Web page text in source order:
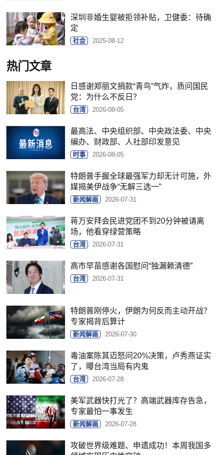
深圳非婚生婴被拒领补贴，卫健委：待确
定
社会 2025-08-12
热门文章
日感谢郑丽文捐款“青鸟”气炸，质问国民
党：为什么不反日？
台湾 2026-08-05
最高法、中央组织部、中央政法委、中央
编办、财政部、人社部印发意见
时事 2026-08-05
特朗普手握全球最强军力却无计可施，外
媒揭美伊战争“无解三选一”
新闻解画 2026-07-31
蒋万安拜会民进党团不到20分钟被请离
场，他看穿绿营策略
台湾 2026-07-31
高市早苗感谢各国慰问“独漏赖清德”
台湾 2026-07-31
特朗普刚停火，伊朗为何反而主动开战？
专家揭背后算计
新闻解画 2026-07-30
毒油案陈其迈怒问20%决策，卢秀燕证实
了，曝台湾当局有内鬼
台湾 2026-07-28
美军武器快打光了？高端武器库存告急，
专家最怕一事发生
新闻解画 2026-07-28
攻破世界级难题、申遗成功！本周我国多